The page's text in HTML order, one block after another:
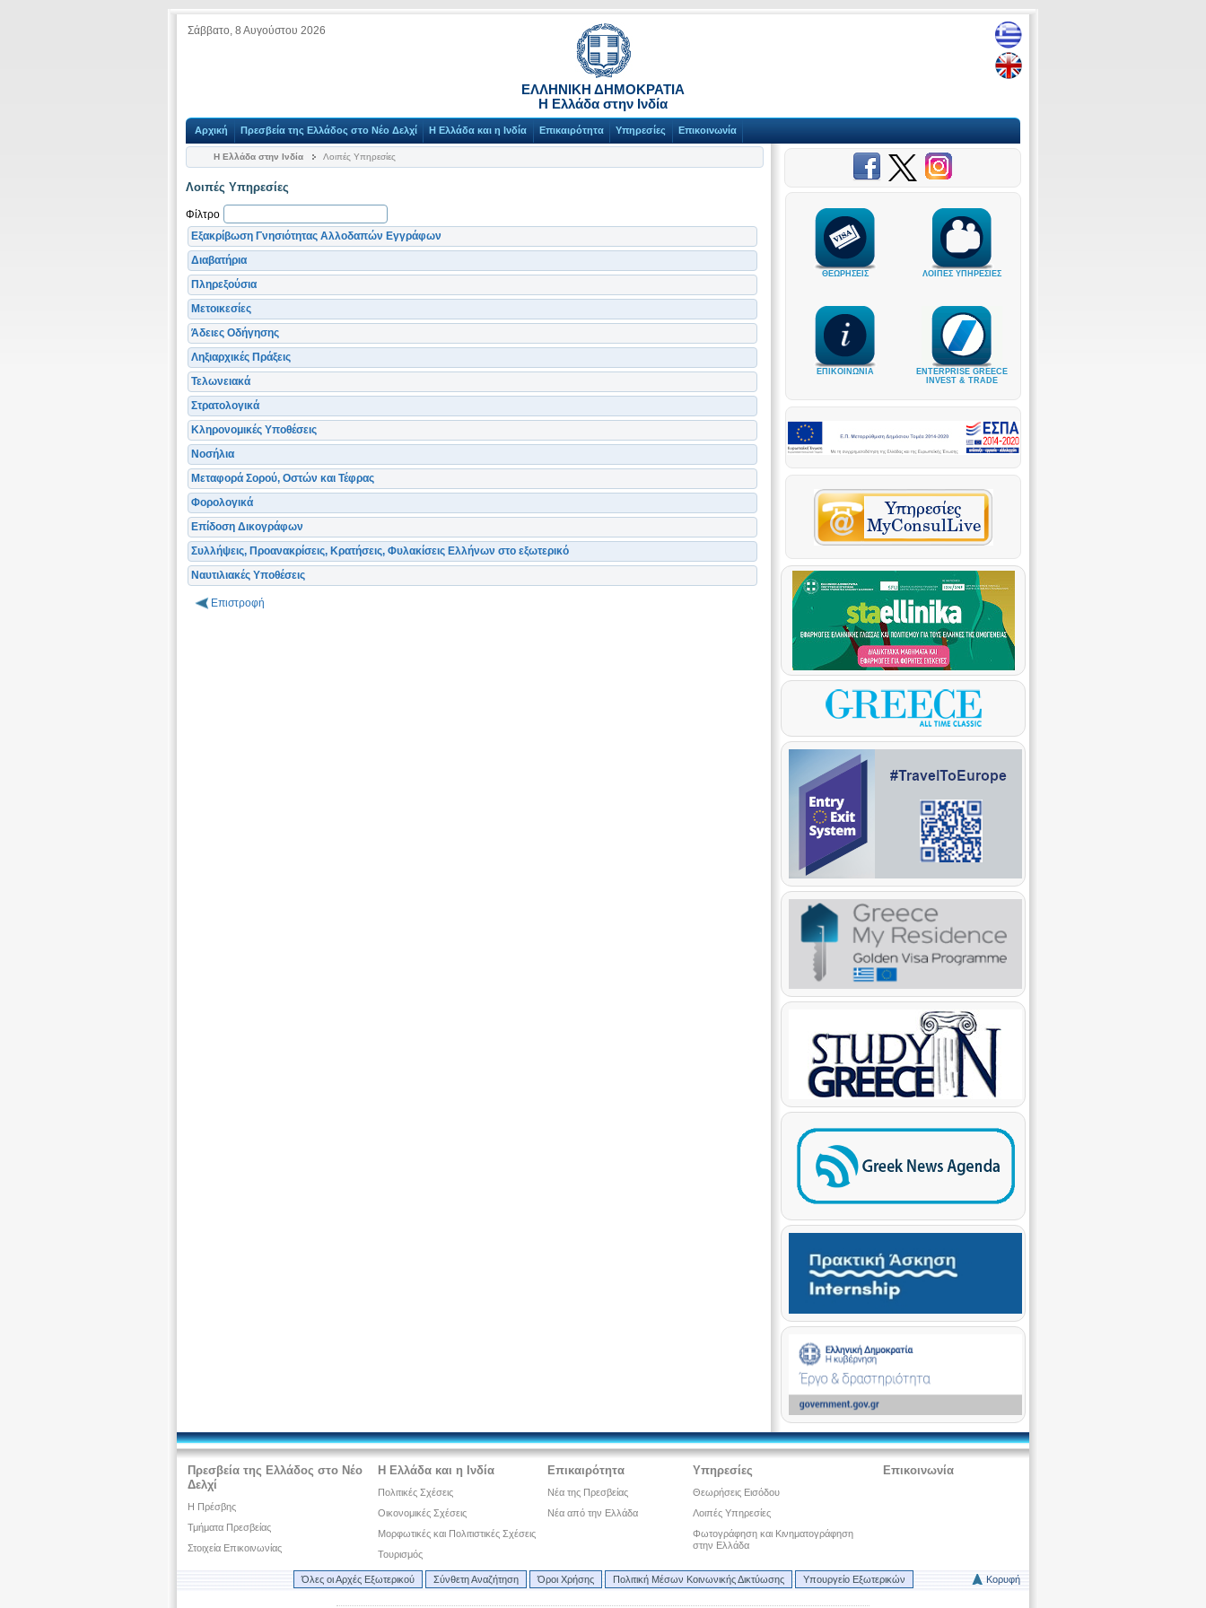
Σάββατο, 8 Αυγούστου 2026
ΕΛΛΗΝΙΚΗ ΔΗΜΟΚΡΑΤΙΑ
Η Ελλάδα στην Ινδία
Αρχική Πρεσβεία της Ελλάδος στο Νέο Δελχί Η Ελλάδα και η Ινδία Επικαιρότητα Υπηρεσίες Επικοινωνία
Η Ελλάδα στην Ινδία Λοιπές Υπηρεσίες
Λοιπές Υπηρεσίες
Φίλτρο
Εξακρίβωση Γνησιότητας Αλλοδαπών Εγγράφων
Διαβατήρια
Πληρεξούσια
Μετοικεσίες
Άδειες Οδήγησης
Ληξιαρχικές Πράξεις
Τελωνειακά
Στρατολογικά
Κληρονομικές Υποθέσεις
Νοσήλια
Μεταφορά Σορού, Οστών και Τέφρας
Φορολογικά
Επίδοση Δικογράφων
Συλλήψεις, Προανακρίσεις, Κρατήσεις, Φυλακίσεις Ελλήνων στο εξωτερικό
Ναυτιλιακές Υποθέσεις
Επιστροφή
ΘΕΩΡΗΣΕΙΣ ΛΟΙΠΕΣ ΥΠΗΡΕΣΙΕΣ
ΕΠΙΚΟΙΝΩΝΙΑ
ENTERPRISE GREECE
INVEST & TRADE
Πρεσβεία της Ελλάδος στο Νέο
Δελχί
Η Πρέσβης
Τμήματα Πρεσβείας
Στοιχεία Επικοινωνίας
Η Ελλάδα και η Ινδία
Πολιτικές Σχέσεις
Οικονομικές Σχέσεις
Μορφωτικές και Πολιτιστικές Σχέσεις
Τουρισμός
Επικαιρότητα
Νέα της Πρεσβείας
Νέα από την Ελλάδα
Υπηρεσίες
Θεωρήσεις Εισόδου
Λοιπές Υπηρεσίες
Φωτογράφηση και Κινηματογράφηση
στην Ελλάδα
Επικοινωνία
Όλες οι Αρχές Εξωτερικού Σύνθετη Αναζήτηση Όροι Χρήσης Πολιτική Μέσων Κοινωνικής Δικτύωσης Υπουργείο Εξωτερικών Κορυφή